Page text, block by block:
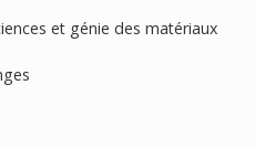
et génie des matériaux